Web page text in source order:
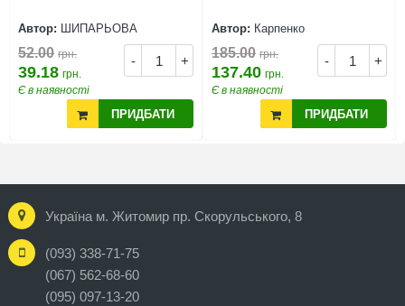
Автор: ШИПАРЬОВА
- +
52.00 грн.
39.18 грн.
Є в наявності
ПРИДБАТИ
Автор: Карпенко
- +
185.00 грн.
137.40 грн.
Є в наявності
ПРИДБАТИ
Україна м. Житомир пр. Скорульського, 8
(093) 338-71-75
(067) 562-68-60
(095) 097-13-20